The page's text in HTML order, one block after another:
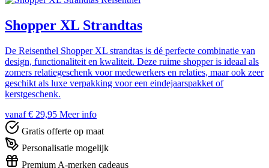
Shopper XL Strandtas
De Reisenthel Shopper XL strandtas is dé perfecte combinatie van
design, functionaliteit en kwaliteit. Deze ruime shopper is ideaal als
zomers relatiegeschenk voor medewerkers en relaties, maar ook zeer
geschikt als luxe verpakking voor een eindejaarspakket of
kerstgeschenk.
vanaf € 29,95 Meer info
Gratis offerte op maat
Personalisatie mogelijk
Premium A-merken cadeaus